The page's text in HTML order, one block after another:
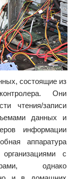
состоящие из
Они
чтения/записи
данных и
информации
аппаратура
с
однако